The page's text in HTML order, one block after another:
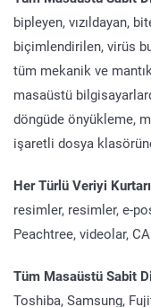
bipleyen, vızıldayan,
biçimlendirilen, virüs
tüm mekanik ve
masaüstü
döngüde önyükleme,
işaretli dosya
Her Türlü Veriyi
resimler, resimler, e-
Peachtree, videolar,
Tüm Masaüstü Sabit
Toshiba, Samsung,